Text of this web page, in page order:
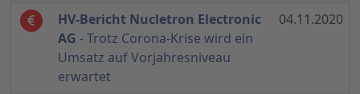
HV-Bericht Nucletron Electronic
AG - Trotz Corona-Krise wird ein
Umsatz auf Vorjahresniveau
erwartet
04.11.2020